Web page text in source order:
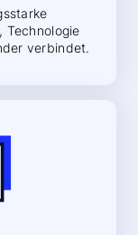
Technologie
verbindet.